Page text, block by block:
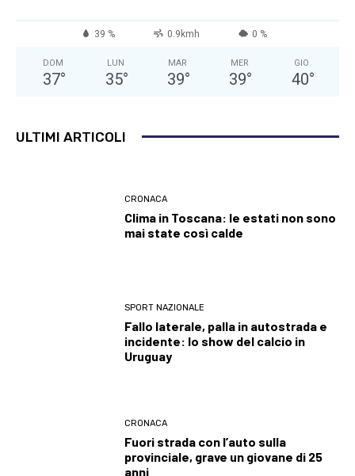
39 % 0.9kmh 0 %
DOM
37°
LUN
35°
MAR
39°
MER
39°
GIO
40°
ULTIMI ARTICOLI
CRONACA
Clima in Toscana: le estati non sono
mai state così calde
SPORT NAZIONALE
Fallo laterale, palla in autostrada e
incidente: lo show del calcio in
Uruguay
CRONACA
Fuori strada con l’auto sulla
provinciale, grave un giovane di 25
anni